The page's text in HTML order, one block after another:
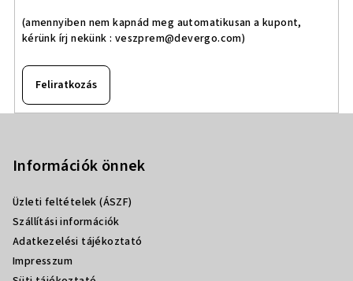
(amennyiben nem kapnád meg automatikusan a kupont,
kérünk írj nekünk : veszprem@devergo.com)
Feliratkozás
Információk önnek
Üzleti feltételek (ÁSZF)
Szállítási információk
Adatkezelési tájékoztató
Impresszum